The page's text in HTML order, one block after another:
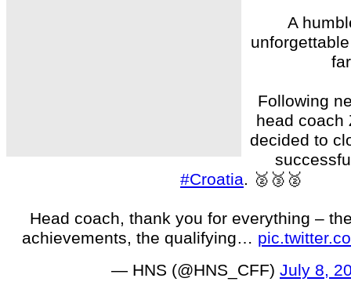
A
Following
head coach
decided to
#Croatia. 🥈🥉🥈
Head coach, thank you for everything –
achievements, the qualifying…
— HNS (@HNS_CFF) July 8,